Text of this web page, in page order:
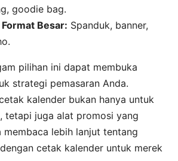
goodie bag.
Besar: Spanduk, banner,
pilihan ini dapat membuka
strategi pemasaran Anda.
kalender bukan hanya untuk
tetapi juga alat promosi yang
lebih lanjut tentang
cetak kalender untuk merek